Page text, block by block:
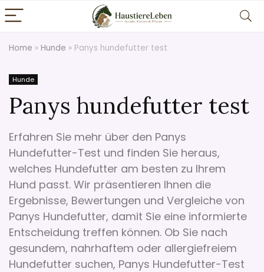
Home » Hunde » Panys hundefutter test
Hunde
Panys hundefutter test
Erfahren Sie mehr über den Panys
Hundefutter-Test und finden Sie heraus,
welches Hundefutter am besten zu Ihrem
Hund passt. Wir präsentieren Ihnen die
Ergebnisse, Bewertungen und Vergleiche von
Panys Hundefutter, damit Sie eine informierte
Entscheidung treffen können. Ob Sie nach
gesundem, nahrhaftem oder allergiefreiem
Hundefutter suchen, Panys Hundefutter-Test